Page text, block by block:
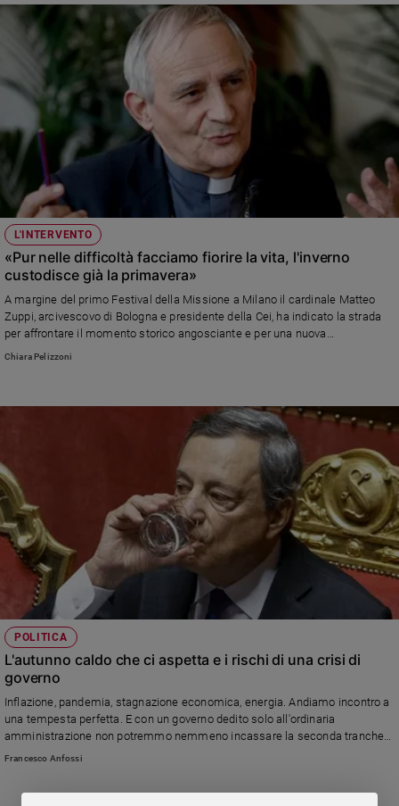
L'INTERVENTO
«Pur nelle difficoltà facciamo fiorire la vita, l'inverno
custodisce già la primavera»
A margine del primo Festival della Missione a Milano il cardinale Matteo
Zuppi, arcivescovo di Bologna e presidente della Cei, ha indicato la strada
per affrontare il momento storico angosciante e per una nuova
evangelizzazione (foto Osservatore Romano-Vatican News)
Chiara Pelizzoni
POLITICA
L'autunno caldo che ci aspetta e i rischi di una crisi di
governo
Inflazione, pandemia, stagnazione economica, energia. Andiamo incontro a
una tempesta perfetta. E con un governo dedito solo all'ordinaria
amministrazione non potremmo nemmeno incassare la seconda tranche
del Pnrr. Ma il pericolo maggiore deve ancora venire ...
Francesco Anfossi